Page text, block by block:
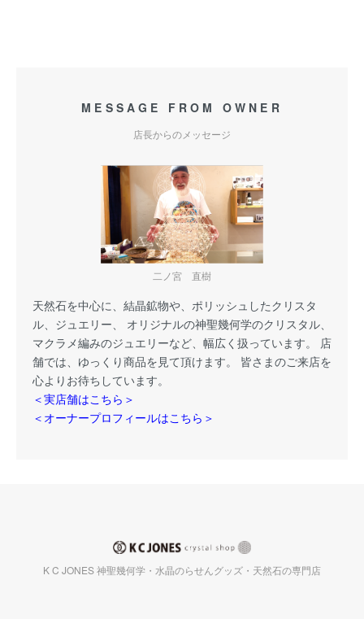
MESSAGE FROM OWNER
店長からのメッセージ
二ノ宮 直樹
天然石を中心に、結晶鉱物や、ポリッシュしたクリスタ
ル、ジュエリー、 オリジナルの神聖幾何学のクリスタル、
マクラメ編みのジュエリーなど、幅広く扱っています。 店
舗では、ゆっくり商品を見て頂けます。 皆さまのご来店を
心よりお待ちしています。
＜実店舗はこちら＞
＜オーナープロフィールはこちら＞
K C JONES 神聖幾何学・水晶のらせんグッズ・天然石の専門店